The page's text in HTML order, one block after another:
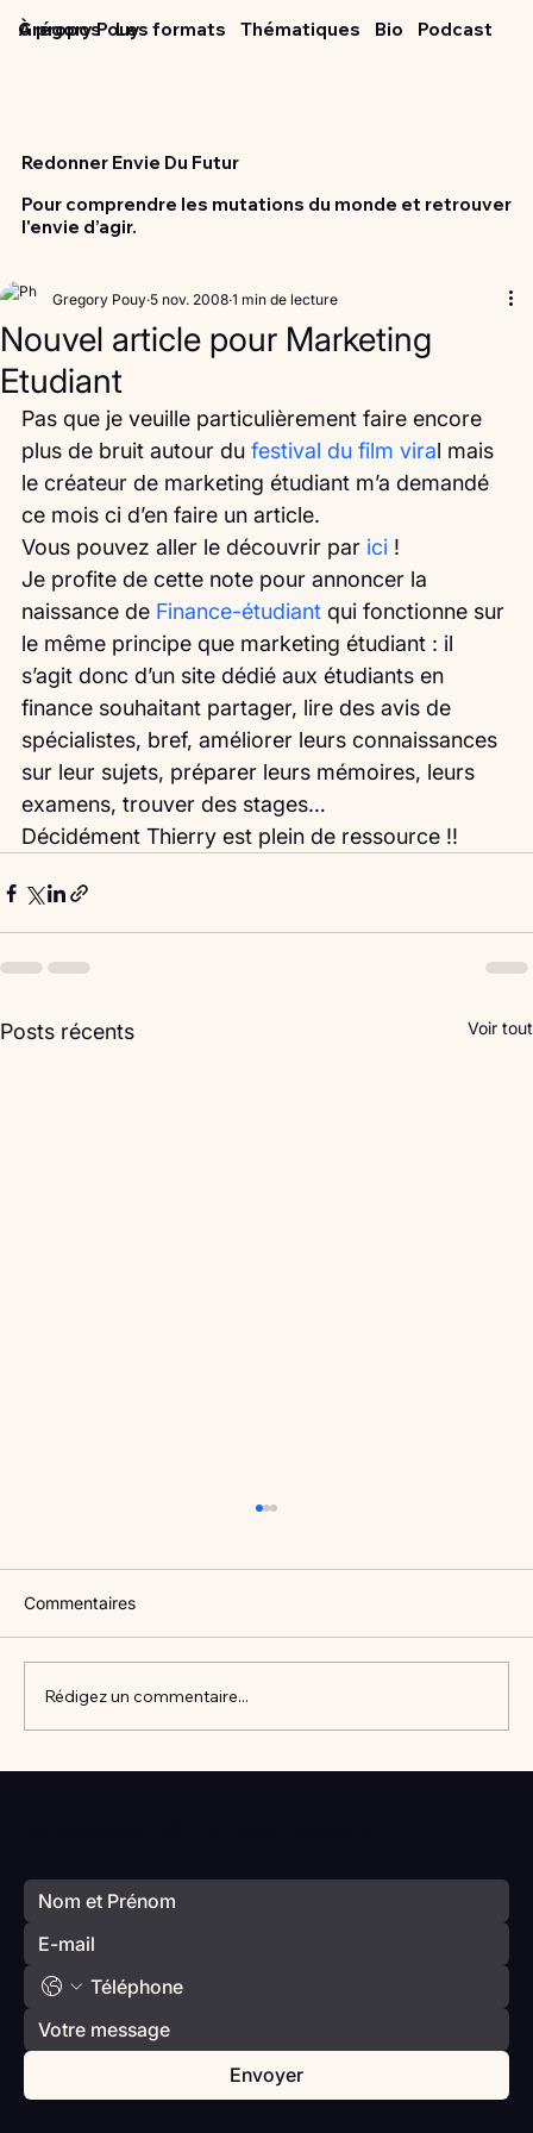
Grégory Pouy
À propos Les formats Thématiques Podcast
Bio
Redonner Envie Du Futur
Pour comprendre les mutations du monde et retrouver
l'envie d’agir.
Nouvel article pour Marketing
Etudiant
Gregory Pouy 5 nov. 2008 1 min de lecture
Pas que je veuille particulièrement faire encore
plus de bruit autour du festival du film viral mais
le créateur de marketing étudiant m’a demandé
ce mois ci d’en faire un article.
Vous pouvez aller le découvrir par ici !
Je profite de cette note pour annoncer la
naissance de Finance-étudiant qui fonctionne sur
le même principe que marketing étudiant : il
s’agit donc d’un site dédié aux étudiants en
finance souhaitant partager, lire des avis de
spécialistes, bref, améliorer leurs connaissances
sur leur sujets, préparer leurs mémoires, leurs
examens, trouver des stages…
Décidément Thierry est plein de ressource !!
Posts récents Voir tout
Commentaires
Rédigez un commentaire...
Envoyer